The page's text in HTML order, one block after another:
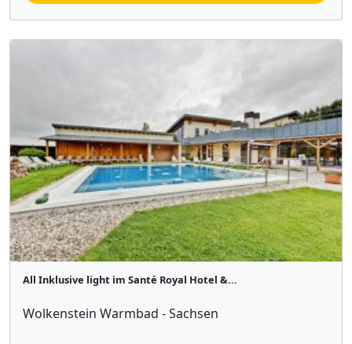
All Inklusive light im Santé Royal Hotel &...
Wolkenstein Warmbad - Sachsen